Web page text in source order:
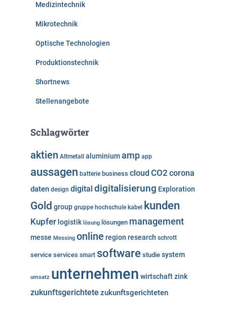
Medizintechnik
Mikrotechnik
Optische Technologien
Produktionstechnik
Shortnews
Stellenangebote
Schlagwörter
aktien Altmetall aluminiumamp app
aussagen batterie business cloud CO2 corona
daten design digital digitalisierung Exploration
Gold group gruppe hochschule kabel kunden
Kupfer logistik lösung lösungen management
messe Messing online region research schrott
service services smart software studie system
umsatz unternehmen wirtschaftzink
zukunftsgerichtete zukunftsgerichteten